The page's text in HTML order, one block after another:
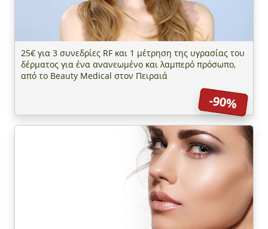
25€ για 3 συνεδρίες RF και 1 μέτρηση της υγρασίας του
δέρματος για ένα ανανεωμένο και λαμπερό πρόσωπο,
από το Beauty Medical στον Πειραιά
-90%